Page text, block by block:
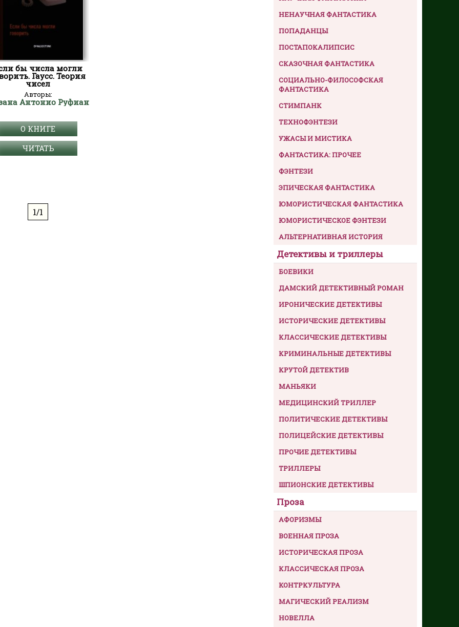
бы числа могли
Гаусс. Теория
чисел
Авторы:
Антонио Руфиан
О КНИГЕ
ЧИТАТЬ
1/1
НЕНАУЧНАЯ ФАНТАСТИКА
ПОПАДАНЦЫ
ПОСТАПОКАЛИПСИС
СКАЗОЧНАЯ ФАНТАСТИКА
СОЦИАЛЬНО-ФИЛОСОФСКАЯ
ФАНТАСТИКА
СТИМПАНК
ТЕХНОФЭНТЕЗИ
УЖАСЫ И МИСТИКА
ФАНТАСТИКА: ПРОЧЕЕ
ФЭНТЕЗИ
ЭПИЧЕСКАЯ ФАНТАСТИКА
ЮМОРИСТИЧЕСКАЯ ФАНТАСТИКА
ЮМОРИСТИЧЕСКОЕ ФЭНТЕЗИ
АЛЬТЕРНАТИВНАЯ ИСТОРИЯ
Детективы и триллеры
БОЕВИКИ
ДАМСКИЙ ДЕТЕКТИВНЫЙ РОМАН
ИРОНИЧЕСКИЕ ДЕТЕКТИВЫ
ИСТОРИЧЕСКИЕ ДЕТЕКТИВЫ
КЛАССИЧЕСКИЕ ДЕТЕКТИВЫ
КРИМИНАЛЬНЫЕ ДЕТЕКТИВЫ
КРУТОЙ ДЕТЕКТИВ
МАНЬЯКИ
МЕДИЦИНСКИЙ ТРИЛЛЕР
ПОЛИТИЧЕСКИЕ ДЕТЕКТИВЫ
ПОЛИЦЕЙСКИЕ ДЕТЕКТИВЫ
ПРОЧИЕ ДЕТЕКТИВЫ
ТРИЛЛЕРЫ
ШПИОНСКИЕ ДЕТЕКТИВЫ
Проза
АФОРИЗМЫ
ВОЕННАЯ ПРОЗА
ИСТОРИЧЕСКАЯ ПРОЗА
КЛАССИЧЕСКАЯ ПРОЗА
КОНТРКУЛЬТУРА
МАГИЧЕСКИЙ РЕАЛИЗМ
НОВЕЛЛА